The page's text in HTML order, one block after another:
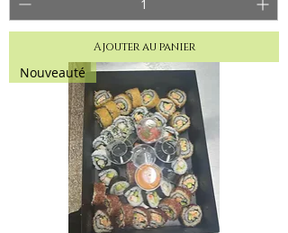
Ajouter au panier
Nouveauté